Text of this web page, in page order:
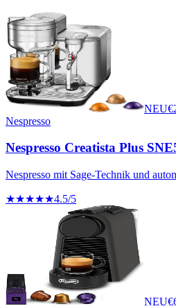
NEU€
Nespresso
Nespresso Creatista Plus
Nespresso mit Sage-Technik und
★★★★★4.5/5
NEU€